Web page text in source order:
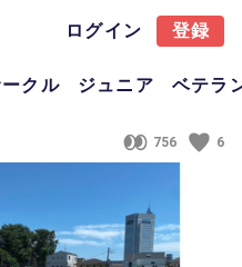
ログイン 登録
クル ジュニア ベテラ
756 6